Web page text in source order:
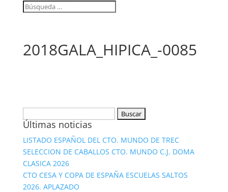
2018GALA_HIPICA_-0085
Últimas noticias
LISTADO ESPAÑOL DEL CTO. MUNDO DE TREC
SELECCION DE CABALLOS CTO. MUNDO C.J. DOMA
CLASICA 2026
CTO CESA Y COPA DE ESPAÑA ESCUELAS SALTOS
2026. APLAZADO